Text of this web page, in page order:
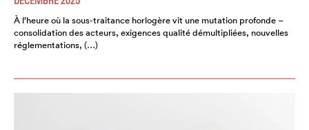
À l’heure où la sous-traitance horlogère vit une mutation profonde –
consolidation des acteurs, exigences qualité démultipliées, nouvelles
réglementations, (…)